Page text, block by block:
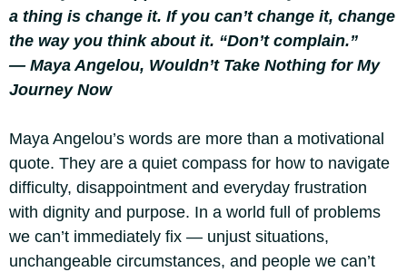
a thing is change it. If you can’t change it, change
the way you think about it. “Don’t complain.”
— Maya Angelou, Wouldn’t Take Nothing for My
Journey Now
Maya Angelou’s words are more than a motivational
quote. They are a quiet compass for how to navigate
difficulty, disappointment and everyday frustration
with dignity and purpose. In a world full of problems
we can’t immediately fix — unjust situations,
unchangeable circumstances, and people we can’t